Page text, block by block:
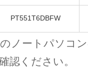
PT551T6DBFW
ノートパソコ
認ください。